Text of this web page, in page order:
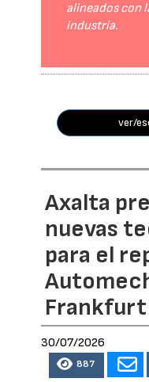
alineados con
industria.
ver/
Axalta
nuevas
para el
30/07/2026
887